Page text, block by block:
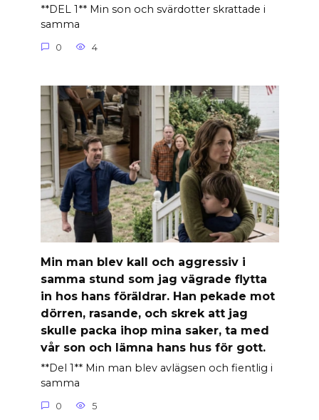
**DEL 1** Min son och svärdotter skrattade i
samma
0 4
Min man blev kall och aggressiv i
samma stund som jag vägrade flytta
in hos hans föräldrar. Han pekade mot
dörren, rasande, och skrek att jag
skulle packa ihop mina saker, ta med
vår son och lämna hans hus för gott.
**Del 1** Min man blev avlägsen och fientlig i
samma
0 5